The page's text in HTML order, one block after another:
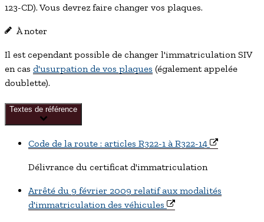
123-CD). Vous devrez faire changer vos plaques.
À noter
Il est cependant possible de changer l'immatriculation SIV
en cas d'usurpation de vos plaques (également appelée
doublette).
Textes de référence
Code de la route : articles R322-1 à R322-14
Délivrance du certificat d'immatriculation
Arrêté du 9 février 2009 relatif aux modalités
d'immatriculation des véhicules